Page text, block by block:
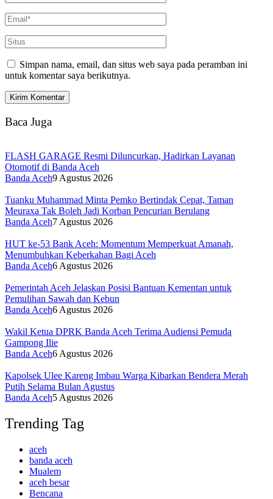
Simpan nama, email, dan situs web saya pada peramban ini
untuk komentar saya berikutnya.
Baca Juga
FLASH GARAGE Resmi Diluncurkan, Hadirkan Layanan
Otomotif di Banda Aceh
Banda Aceh9 Agustus 2026
Tuanku Muhammad Minta Pemko Bertindak Cepat, Taman
Meuraxa Tak Boleh Jadi Korban Pencurian Berulang
Banda Aceh7 Agustus 2026
HUT ke-53 Bank Aceh: Momentum Memperkuat Amanah,
Menumbuhkan Keberkahan Bagi Aceh
Banda Aceh6 Agustus 2026
Pemerintah Aceh Jelaskan Posisi Bantuan Kementan untuk
Pemulihan Sawah dan Kebun
Banda Aceh6 Agustus 2026
Wakil Ketua DPRK Banda Aceh Terima Audiensi Pemuda
Gampong Ilie
Banda Aceh6 Agustus 2026
Kapolsek Ulee Kareng Imbau Warga Kibarkan Bendera Merah
Putih Selama Bulan Agustus
Banda Aceh5 Agustus 2026
Trending Tag
aceh
banda aceh
Mualem
aceh besar
Bencana